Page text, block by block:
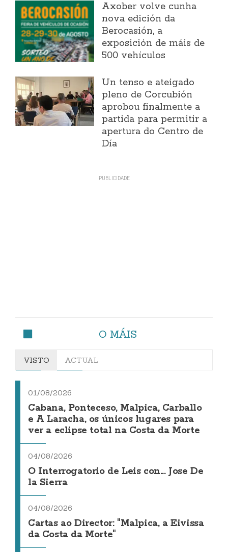
Axober volve cunha
nova edición da
Berocasión, a
exposición de máis de
500 vehículos
Un tenso e ateigado
pleno de Corcubión
aprobou finalmente a
partida para permitir a
apertura do Centro de
Día
O MÁIS
VISTO ACTUAL
01/08/2026
Cabana, Ponteceso, Malpica, Carballo
e A Laracha, os únicos lugares para
ver a eclipse total na Costa da Morte
04/08/2026
O Interrogatorio de Leis con... Jose De
la Sierra
04/08/2026
Cartas ao Director: "Malpica, a Eivissa
da Costa da Morte"